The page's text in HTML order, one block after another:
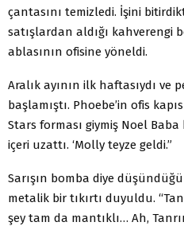
çanta­sını temizledi. İşini
satışlardan aldığı kahverengi
ablasının ofisine yöneldi.
Aralık ayının ilk haftasıydı
baş­lamıştı. Phoebe’in ofis
Stars for­ması giymiş Noel Baba
içeri uzattı. ‘Molly teyze geldi.”
Sarışın bomba diye
metalik bir tıkırtı duyuldu.
şey tam da man­tıklı… Ah,